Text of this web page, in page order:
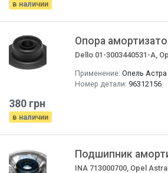
в наличии
Опора
Dello 01-3003440531-A,
Применение: Опель Астра
Номер детали: 96312156
380 грн
в наличии
Подшипник
INA 713000700, Opel